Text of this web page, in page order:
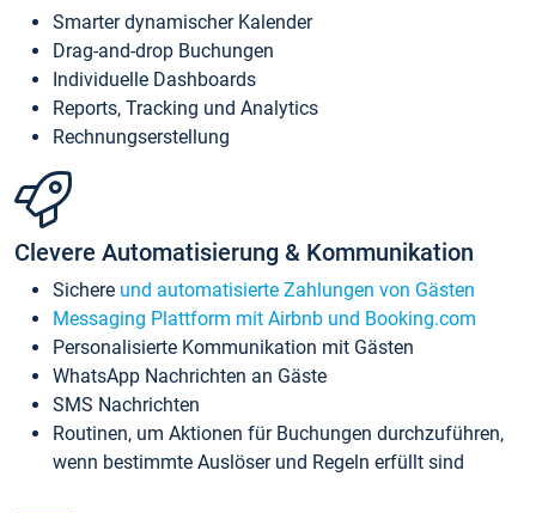
Smarter dynamischer Kalender
Drag-and-drop Buchungen
Individuelle Dashboards
Reports, Tracking und Analytics
Rechnungserstellung
Clevere Automatisierung & Kommunikation
Sichere und automatisierte Zahlungen von Gästen
Messaging Plattform mit Airbnb und Booking.com
Personalisierte Kommunikation mit Gästen
WhatsApp Nachrichten an Gäste
SMS Nachrichten
Routinen, um Aktionen für Buchungen durchzuführen,
wenn bestimmte Auslöser und Regeln erfüllt sind